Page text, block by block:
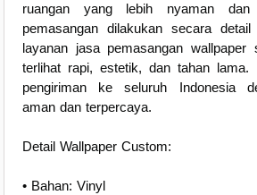
ruangan yang lebih nyaman dan
pemasangan dilakukan secara
layanan jasa pemasangan wallpaper
terlihat rapi, estetik, dan tahan lama.
pengiriman ke seluruh Indonesia
aman dan terpercaya.
Detail Wallpaper Custom:
• Bahan: Vinyl